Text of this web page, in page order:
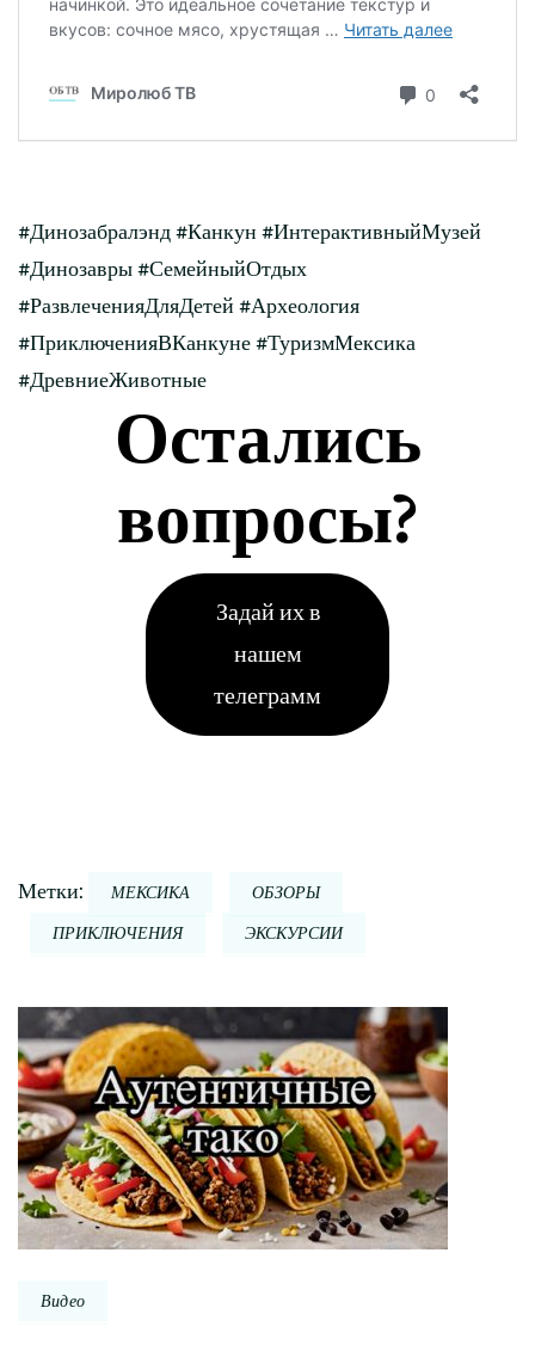
#Динозабралэнд #Канкун #ИнтерактивныйМузей
#Динозавры #СемейныйОтдых
#РазвлеченияДляДетей #Археология
#ПриключенияВКанкуне #ТуризмМексика
#ДревниеЖивотные
Остались
вопросы?
Задай их в
нашем
телеграмм
Метки: МЕКСИКА ОБЗОРЫ
ПРИКЛЮЧЕНИЯ ЭКСКУРСИИ
Навигация
по
записи
Видео